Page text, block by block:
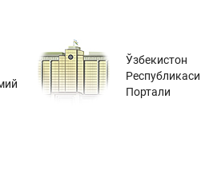
Ўзбекистон
Портали